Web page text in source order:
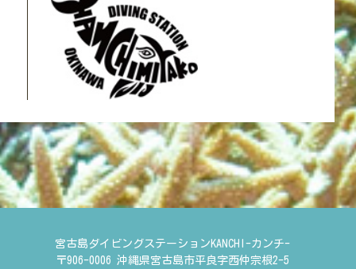
宮古島ダイビングステーションKANCHI-カンチ-
〒906-0006 沖縄県宮古島市平良字西仲宗根2-5